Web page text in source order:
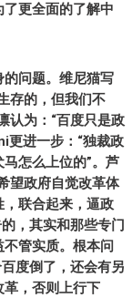
更全面的了解中
问题。维尼猫写
存的，但我们不
认为：“百度只是政
更进一步：“独裁政
怎么上位的”。芦
望政府自觉改革体
联合起来，逼政
，其实和那些专门
管实质。根本问
度倒了，还会有另
，否则上行下